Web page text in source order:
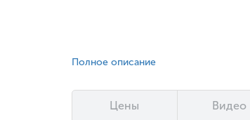
Полное описание
Цены Видео